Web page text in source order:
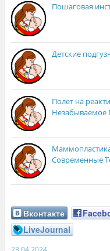
Пошаговая
Детские
Полет на
Незабываемое
Современные
Вконтакте
LiveJournal